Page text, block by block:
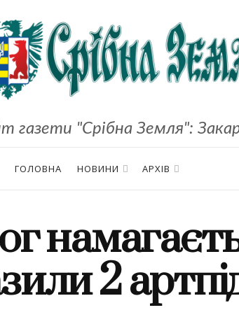
газети "Срібна Земля":
ГОЛОВНА НОВИНИ АРХІВ
2